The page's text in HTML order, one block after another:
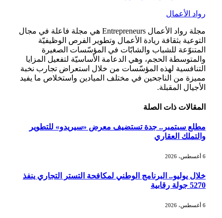
رواد الأعمال
مجلة رواد الأعمال Entrepreneurs هي مجلة فاعلة في مجال
التوعية بثقافة ريادة الأعمال وتطوير الفرص الوظيفيّة
المتنوّعة للشباب والشابّات في المؤسّسات الصغيرة
والمتوسطة الحجم، وهي الدعامة الأساسيّة لتفعيل المزايا
التنافسية لهذه المؤسّسات من خلال استعراض تجارب نخبة
مميزة من الناجحين في مختلف الميادين واستخلاص ما يفيد
الأجيال المقبلة.
المقالات ذات الصلة
مطلع سبتمبر.. جدة تستضيف معرض «سيريدو» للتطوير
والتملك العقاري
6 أغسطس، 2026
خلال يوليو.. البرنامج الوطني لمكافحة التستر التجاري ينفذ
5270 جولة رقابية
6 أغسطس، 2026